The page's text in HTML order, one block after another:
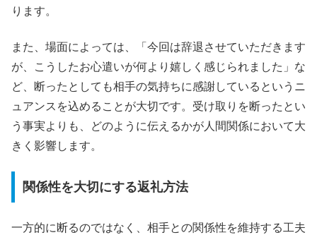
ります。
また、場面によっては、「今回は辞退させていただきます
が、こうしたお心遣いが何より嬉しく感じられました」な
ど、断ったとしても相手の気持ちに感謝しているというニ
ュアンスを込めることが大切です。受け取りを断ったとい
う事実よりも、どのように伝えるかが人間関係において大
きく影響します。
関係性を大切にする返礼方法
一方的に断るのではなく、相手との関係性を維持する工夫